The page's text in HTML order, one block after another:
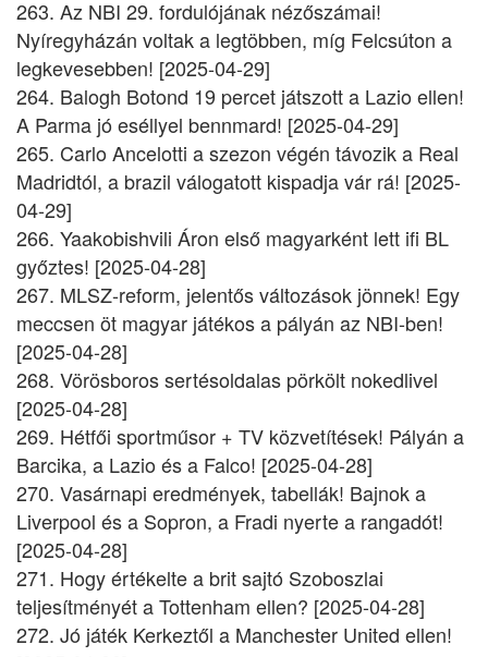
263. Az NBI 29. fordulójának nézőszámai!
Nyíregyházán voltak a legtöbben, míg Felcsúton a
legkevesebben! [2025-04-29]
264. Balogh Botond 19 percet játszott a Lazio ellen!
A Parma jó eséllyel bennmard! [2025-04-29]
265. Carlo Ancelotti a szezon végén távozik a Real
Madridtól, a brazil válogatott kispadja vár rá! [2025-
04-29]
266. Yaakobishvili Áron első magyarként lett ifi BL
győztes! [2025-04-28]
267. MLSZ-reform, jelentős változások jönnek! Egy
meccsen öt magyar játékos a pályán az NBI-ben!
[2025-04-28]
268. Vörösboros sertésoldalas pörkölt nokedlivel
[2025-04-28]
269. Hétfői sportműsor + TV közvetítések! Pályán a
Barcika, a Lazio és a Falco! [2025-04-28]
270. Vasárnapi eredmények, tabellák! Bajnok a
Liverpool és a Sopron, a Fradi nyerte a rangadót!
[2025-04-28]
271. Hogy értékelte a brit sajtó Szoboszlai
teljesítményét a Tottenham ellen? [2025-04-28]
272. Jó játék Kerkeztől a Manchester United ellen!